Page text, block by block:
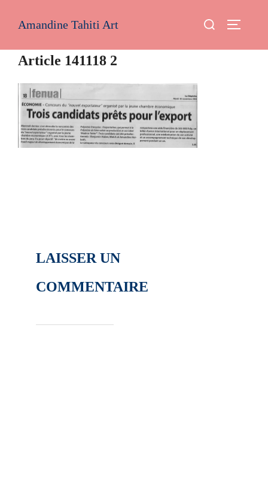
Amandine Tahiti Art Rechercher :
Article 141118 2
LAISSER UN
COMMENTAIRE